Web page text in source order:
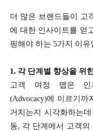
더 많은 브랜드들이 고
에 대한 인사이트를 얻
핑해야 하는 5가지 이유
1. 각 단계별 향상을 위
고객 여정 맵은 인
(Advocacy)에 이르기까
거치는지 시각화하는
동, 각 단계에서 고객